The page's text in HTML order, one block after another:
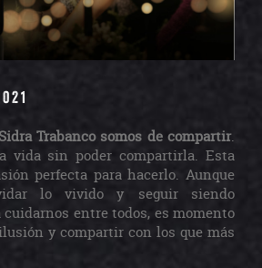
Trabanco somos de compartir.
vida sin poder compartirla. Esta
perfecta para hacerlo. Aunque
lo vivido y seguir siendo
entre todos, es momento
y compartir con los que más